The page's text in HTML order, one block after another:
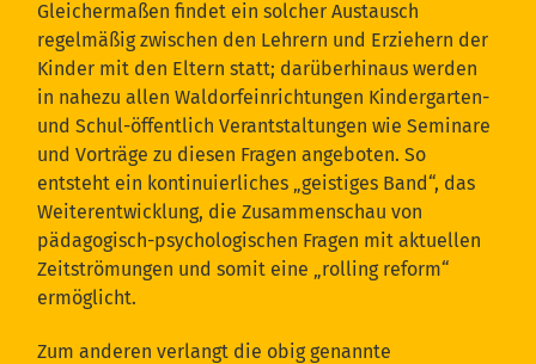
Gleichermaßen findet ein solcher Austausch
regelmäßig zwischen den Lehrern und Erziehern der
Kinder mit den Eltern statt; darüberhinaus werden
in nahezu allen Waldorfeinrichtungen Kindergarten-
und Schul-öffentlich Verantstaltungen wie Seminare
und Vorträge zu diesen Fragen angeboten. So
entsteht ein kontinuierliches „geistiges Band“, das
Weiterentwicklung, die Zusammenschau von
pädagogisch-psychologischen Fragen mit aktuellen
Zeitströmungen und somit eine „rolling reform“
ermöglicht.
Zum anderen verlangt die obig genannte